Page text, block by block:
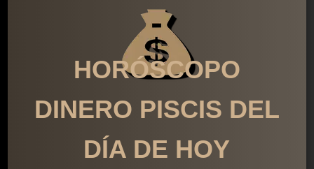
HORÓSCOPO
DINERO PISCIS DEL
DÍA DE HOY